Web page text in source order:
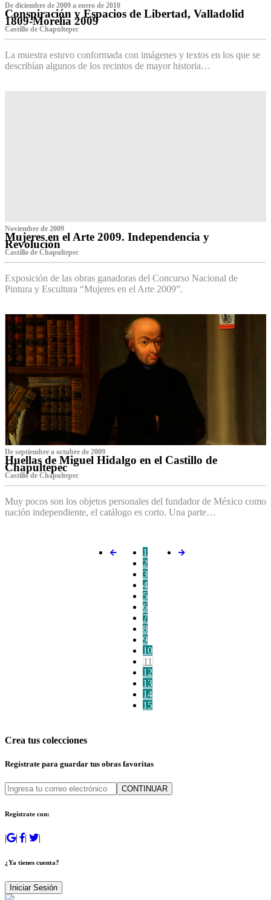
De diciembre de 2009 a enero de 2010
Conspiración y Espacios de Libertad, Valladolid
1809-Morelia 2009
Castillo de Chapultepec
La muestra estuvo conformada con imágenes y textos en los que se
describían algunos de los recintos de mayor historia…
Noviembre de 2009
Mujeres en el Arte 2009. Independencia y
Revolución
Castillo de Chapultepec
Exposición de las obras ganadoras del Concurso Nacional de
Pintura y Escultura “Mujeres en el Arte 2009”.
De septiembre a octubre de 2009
Huellas de Miguel Hidalgo en el Castillo de
Chapultepec
Castillo de Chapultepec
Muy pocos son los objetos personales del fundador de México como
nación independiente, el catálogo es corto. Una parte…
1
2
3
4
5
6
7
8
9
10
11
12
13
14
15
Crea tus colecciones
Regístrate para guardar tus obras favoritas
CONTINUAR
Regístrate con:
| | | |
¿Ya tienes cuenta?
Iniciar Sesión